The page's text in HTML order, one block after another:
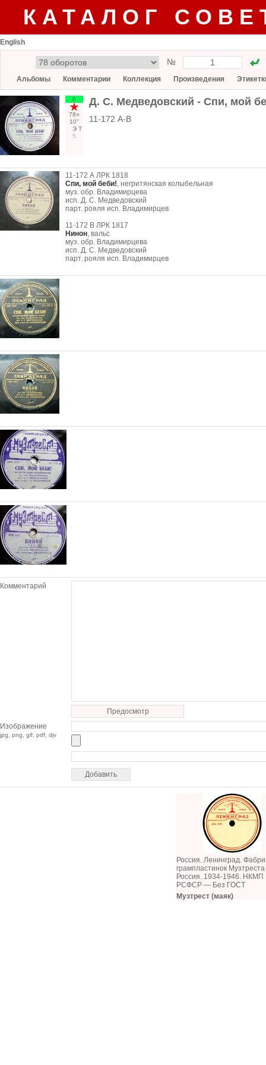
КАТАЛОГ
English
№
Альбомы Комментарии Коллекция Произведения
6
78○
10"
Э Т
5
Д. С. Медведовский - Спи, мой
11-172 А-В
11-172 А ЛРК 1818
Спи, мой беби!, негритянская колыбельная
муз. обр. Владимирцева
исп. Д. С. Медведовский
парт. рояля исп. Владимирцев
11-172 В ЛРК 1817
Нинон, вальс
муз. обр. Владимирцева
исп. Д. С. Медведовский
парт. рояля исп. Владимирцев
Комментарий
Предосмотр
Изображение
jpg, png, gif, pdf, djv
Россия. Ленинград.
грампластинок
Россия. 1934-1946. НКМП
РСФСР — Без ГОСТ
Музтрест (маяк)